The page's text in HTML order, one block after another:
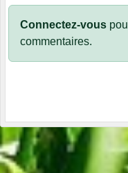
Connectez-vous
commentaires.